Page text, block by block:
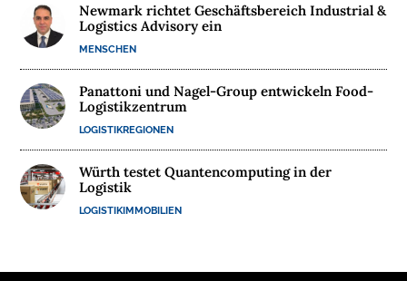
I
N
A
R
E
M
E
D
I
E
Newmark richtet Geschäftsbereich Industrial &
Logistics Advisory ein
MENSCHEN
Panattoni und Nagel-Group entwickeln Food-
Logistikzentrum
LOGISTIKREGIONEN
Würth testet Quantencomputing in der
Logistik
LOGISTIKIMMOBILIEN